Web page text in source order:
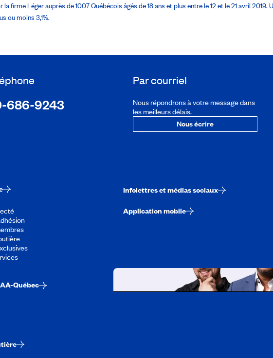
firme Léger auprès de 1007 Québécois âgés de 18 ans et plus entre le 12 et le 21 avril
ou moins 3,1%.
686-9243
Par courriel
Nous répondrons à votre message dans
les meilleurs délais.
Nous écrire
Québec
Infolettres et médias sociaux
Application mobile